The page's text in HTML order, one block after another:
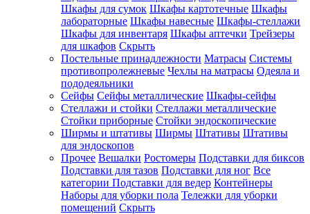
Шкафы для сумок Шкафы картотечные Шкафы
лабораторные Шкафы навесные Шкафы-стеллажи
Шкафы для инвентаря Шкафы аптечки Трейзеры
для шкафов Скрыть
Постельные принадлежности Матрасы Системы
противопролежневые Чехлы на матрасы Одеяла и
пододеяльники
Сейфы Сейфы металлические Шкафы-сейфы
Стеллажи и стойки Стеллажи металлические
Стойки приборные Стойки эндоскопические
Ширмы и штативы Ширмы Штативы Штативы
для эндоскопов
Прочее Вешалки Ростомеры Подставки для биксов
Подставки для тазов Подставки для ног Все
категории Подставки для ведер Контейнеры
Наборы для уборки пола Тележки для уборки
помещений Скрыть